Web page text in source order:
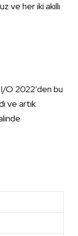
ve her iki akıllı
O 2022’den bu
ve artık